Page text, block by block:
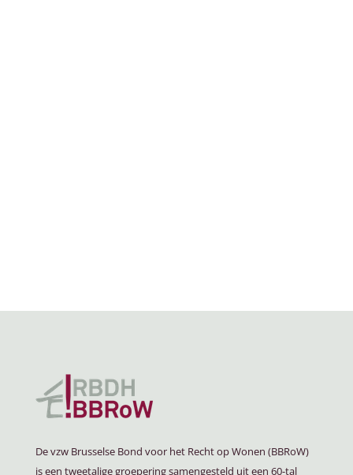
De vzw Brusselse Bond voor het Recht op Wonen (BBRoW)
is een tweetalige groepering samengesteld uit een 60-tal